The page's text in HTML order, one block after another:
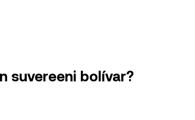
suvereeni bolívar?